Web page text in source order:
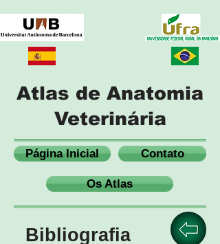
Atlas de Anatomia
Veterinária
Página Inicial Contato
Os Atlas
Bibliografia